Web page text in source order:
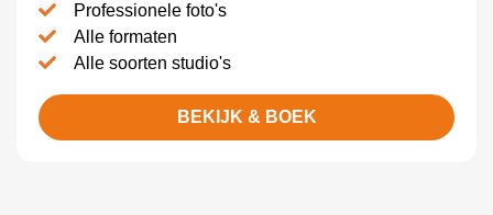
Professionele foto's
Alle formaten
Alle soorten studio's
BEKIJK & BOEK